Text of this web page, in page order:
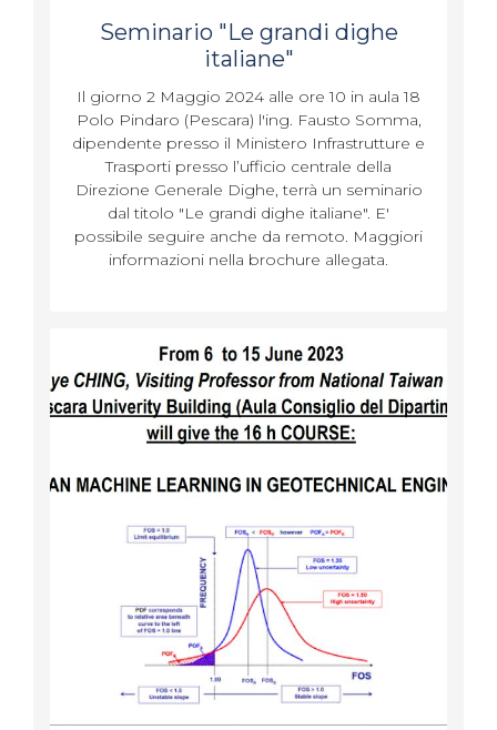
Seminario "Le grandi dighe
italiane"
Il giorno 2 Maggio 2024 alle ore 10 in aula 18
Polo Pindaro (Pescara) l'ing. Fausto Somma,
dipendente presso il Ministero Infrastrutture e
Trasporti presso l’ufficio centrale della
Direzione Generale Dighe, terrà un seminario
dal titolo "Le grandi dighe italiane". E'
possibile seguire anche da remoto. Maggiori
informazioni nella brochure allegata.